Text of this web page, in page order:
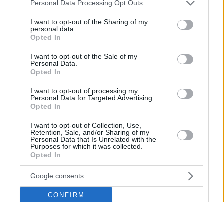
not limited to your visit or usage behaviour. You may click to
grant or deny consent to Google and its third-party tags to
use your data for below specified purposes in below Google
consent section.
Personal Data Processing Opt Outs
I want to opt-out of the Sharing of my
personal data.
Opted In
I want to opt-out of the Sale of my
Personal Data.
Opted In
I want to opt-out of processing my
Personal Data for Targeted Advertising.
Opted In
I want to opt-out of Collection, Use,
Retention, Sale, and/or Sharing of my
Personal Data that Is Unrelated with the
Purposes for which it was collected.
Opted In
Google consents
CONFIRM
Στέιτ Ντιπάρτμεντ προς Τουρκία: «Η κυριαρχία και η
εδαφική ακεραιότητα όλων των χωρών πρέπει να
προστατεύεται - Λύστε τις διαφορές σας με την Ελλάδα
διπλωματικά»
«Προτρέπουμε τους συμμάχους μας να αποφύγουν
τη ρητορική που θα μπορούσε να αυξήσει περαιτέρω
την ένταση» απάντησε ο εκπρόσωπος του